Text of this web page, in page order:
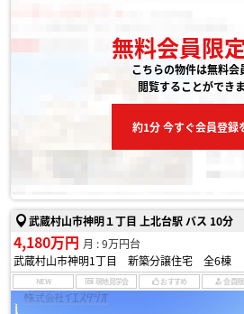
無料会員限
こちらの物件は無料会
閲覧することができま
約1分 今すぐ会員登録
武蔵村山市神明１丁目 上北台駅 バス 10分
4,180万円 月 : 9万円台
武蔵村山市神明1丁目 新築分譲住宅 全6棟
NEW 現地見学会 おすすめ 会員